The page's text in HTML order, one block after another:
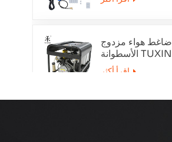
ضاغط هواء مزدوج
الأسطوانة TUXING
TXEDT032